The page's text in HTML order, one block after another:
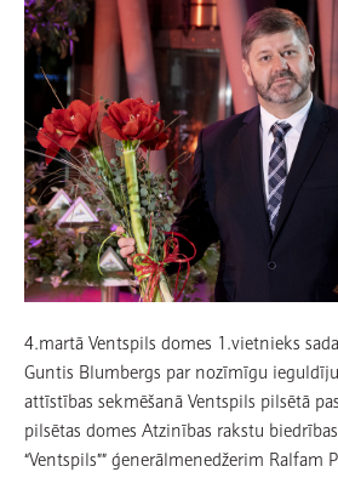
4.martā Ventspils domes 1.vietnieks
Guntis Blumbergs par nozīmīgu
attīstības sekmēšanā Ventspils pilsētā
pilsētas domes Atzinības rakstu
“Ventspils”” ģenerālmenedžerim Ralfam